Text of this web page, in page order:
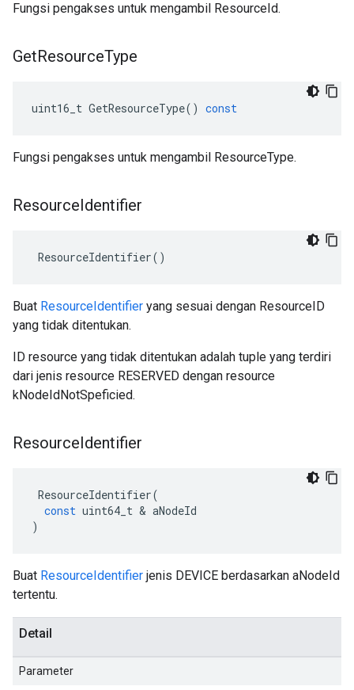
Fungsi pengakses untuk mengambil ResourceId.
GetResourceType
uint16_t GetResourceType() const
Fungsi pengakses untuk mengambil ResourceType.
ResourceIdentifier
ResourceIdentifier()
Buat ResourceIdentifier yang sesuai dengan ResourceID
yang tidak ditentukan.
ID resource yang tidak ditentukan adalah tuple yang terdiri
dari jenis resource RESERVED dengan resource
kNodeIdNotSpeficied.
ResourceIdentifier
ResourceIdentifier(
const uint64_t & aNodeId
)
Buat ResourceIdentifier jenis DEVICE berdasarkan aNodeId
tertentu.
Detail
Parameter